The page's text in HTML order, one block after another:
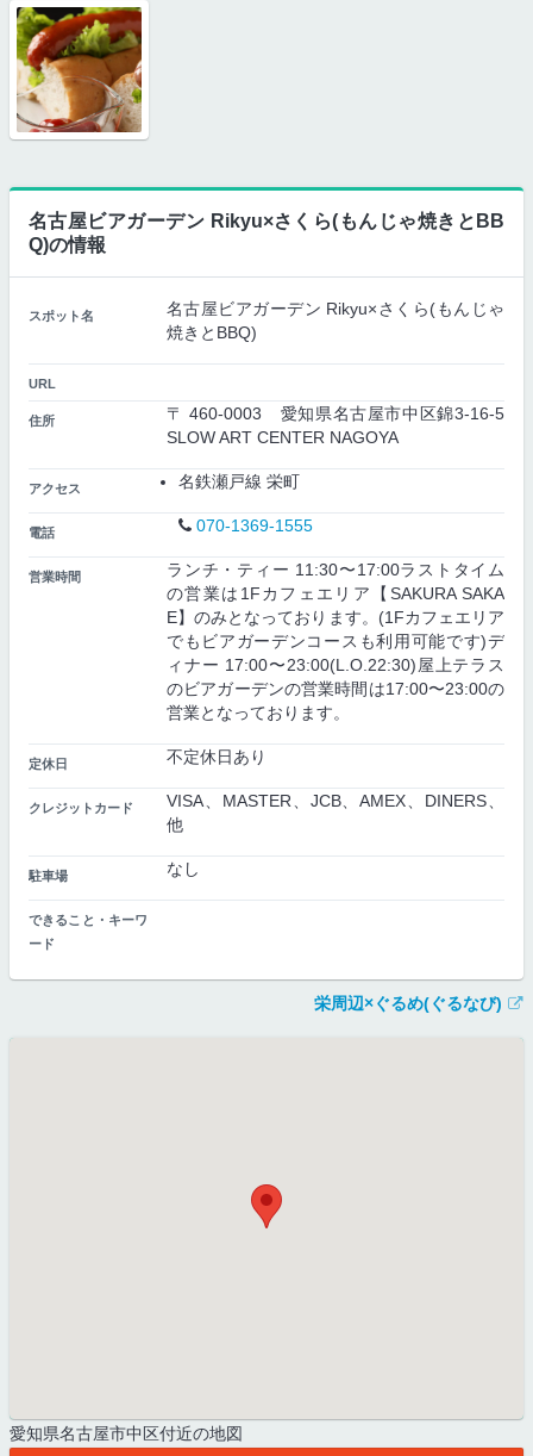
名古屋ビアガーデン Rikyu×さくら(もんじゃ焼きとBB
Q)の情報
スポット名
名古屋ビアガーデン Rikyu×さくら(もんじゃ
焼きとBBQ)
URL
住所
〒 460-0003 愛知県名古屋市中区錦3-16-5
SLOW ART CENTER NAGOYA
アクセス 名鉄瀬戸線 栄町
電話 070-1369-1555
営業時間
ランチ・ティー 11:30〜17:00ラストタイム
の営業は1Fカフェエリア【SAKURA SAKA
E】のみとなっております。(1Fカフェエリア
でもビアガーデンコースも利用可能です)デ
ィナー 17:00〜23:00(L.O.22:30)屋上テラス
のビアガーデンの営業時間は17:00〜23:00の
営業となっております。
定休日 不定休日あり
クレジットカード
VISA、MASTER、JCB、AMEX、DINERS、
他
駐車場 なし
できること・キーワ
ード
栄周辺×ぐるめ(ぐるなび)
愛知県名古屋市中区付近の地図